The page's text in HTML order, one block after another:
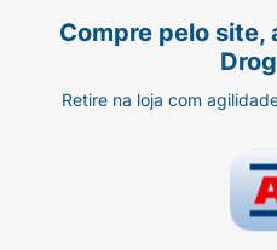
Compre pelo site,
Retire na loja com